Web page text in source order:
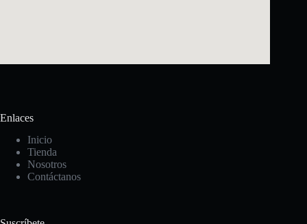
Enlaces
Inicio
Tienda
Nosotros
Contáctanos